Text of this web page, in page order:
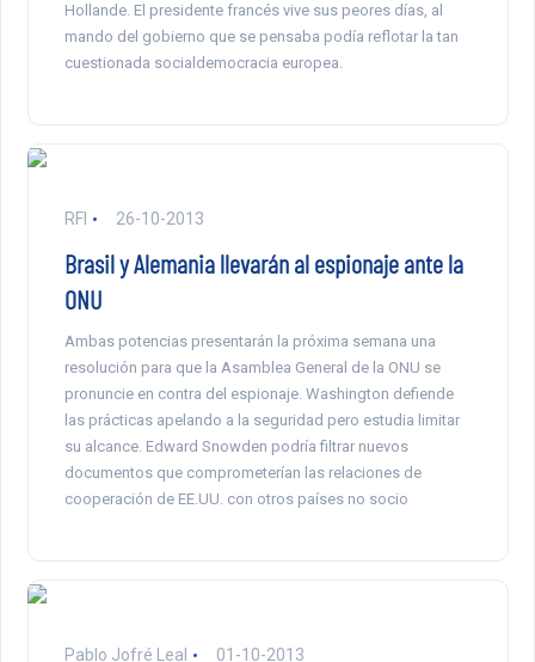
Hollande. El presidente francés vive sus peores días, al
mando del gobierno que se pensaba podía reflotar la tan
cuestionada socialdemocracia europea.
RFI 26-10-2013
Brasil y Alemania llevarán al espionaje ante la
ONU
Ambas potencias presentarán la próxima semana una
resolución para que la Asamblea General de la ONU se
pronuncie en contra del espionaje. Washington defiende
las prácticas apelando a la seguridad pero estudia limitar
su alcance. Edward Snowden podría filtrar nuevos
documentos que comprometerían las relaciones de
cooperación de EE.UU. con otros países no socio
Pablo Jofré Leal 01-10-2013